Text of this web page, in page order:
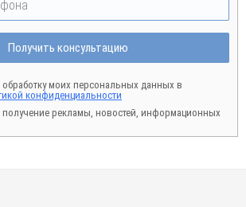
Получить консультацию
обработку моих персональных данных в
конфиденциальности
получение рекламы, новостей, информационных